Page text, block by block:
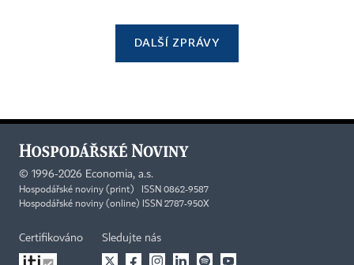
DALŠÍ ZPRÁVY
© 1996-2026 Economia, a.s.
Hospodářské noviny (print) ISSN 0862-9587
Hospodářské noviny (online) ISSN 2787-950X
Certifikováno Sledujte nás